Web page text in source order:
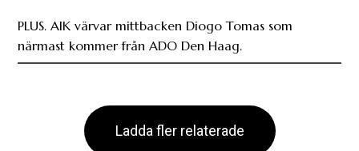
PLUS. AIK värvar mittbacken Diogo Tomas som
närmast kommer från ADO Den Haag.
Ladda fler relaterade